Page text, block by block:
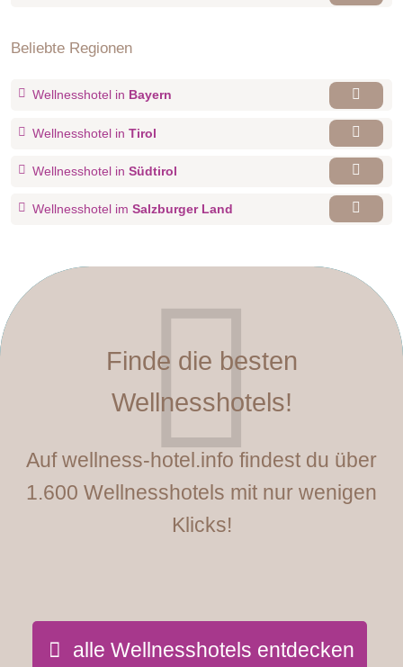
Beliebte Regionen
Wellnesshotel in Bayern
Wellnesshotel in Tirol
Wellnesshotel in Südtirol
Wellnesshotel im Salzburger Land
Finde die besten
Wellnesshotels!
Auf wellness-hotel.info findest du über
1.600 Wellnesshotels mit nur wenigen
Klicks!
alle Wellnesshotels entdecken